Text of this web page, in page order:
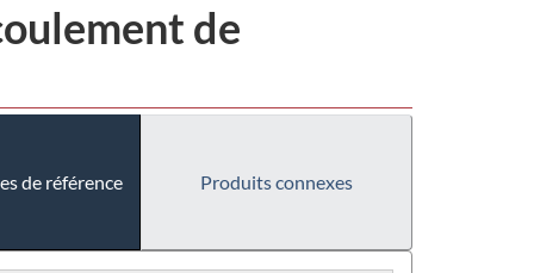
de
de référence Produits connexes